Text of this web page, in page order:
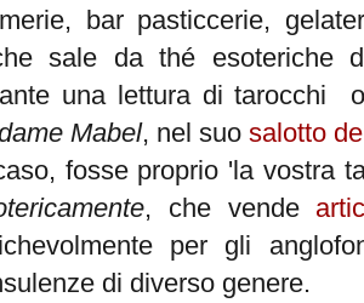
bar pasticcerie,
sale da thé esoteriche
una lettura di tarocchi
Mabel, nel suo salotto
fosse proprio 'la vostra
, che vende
per gli
di diverso genere.